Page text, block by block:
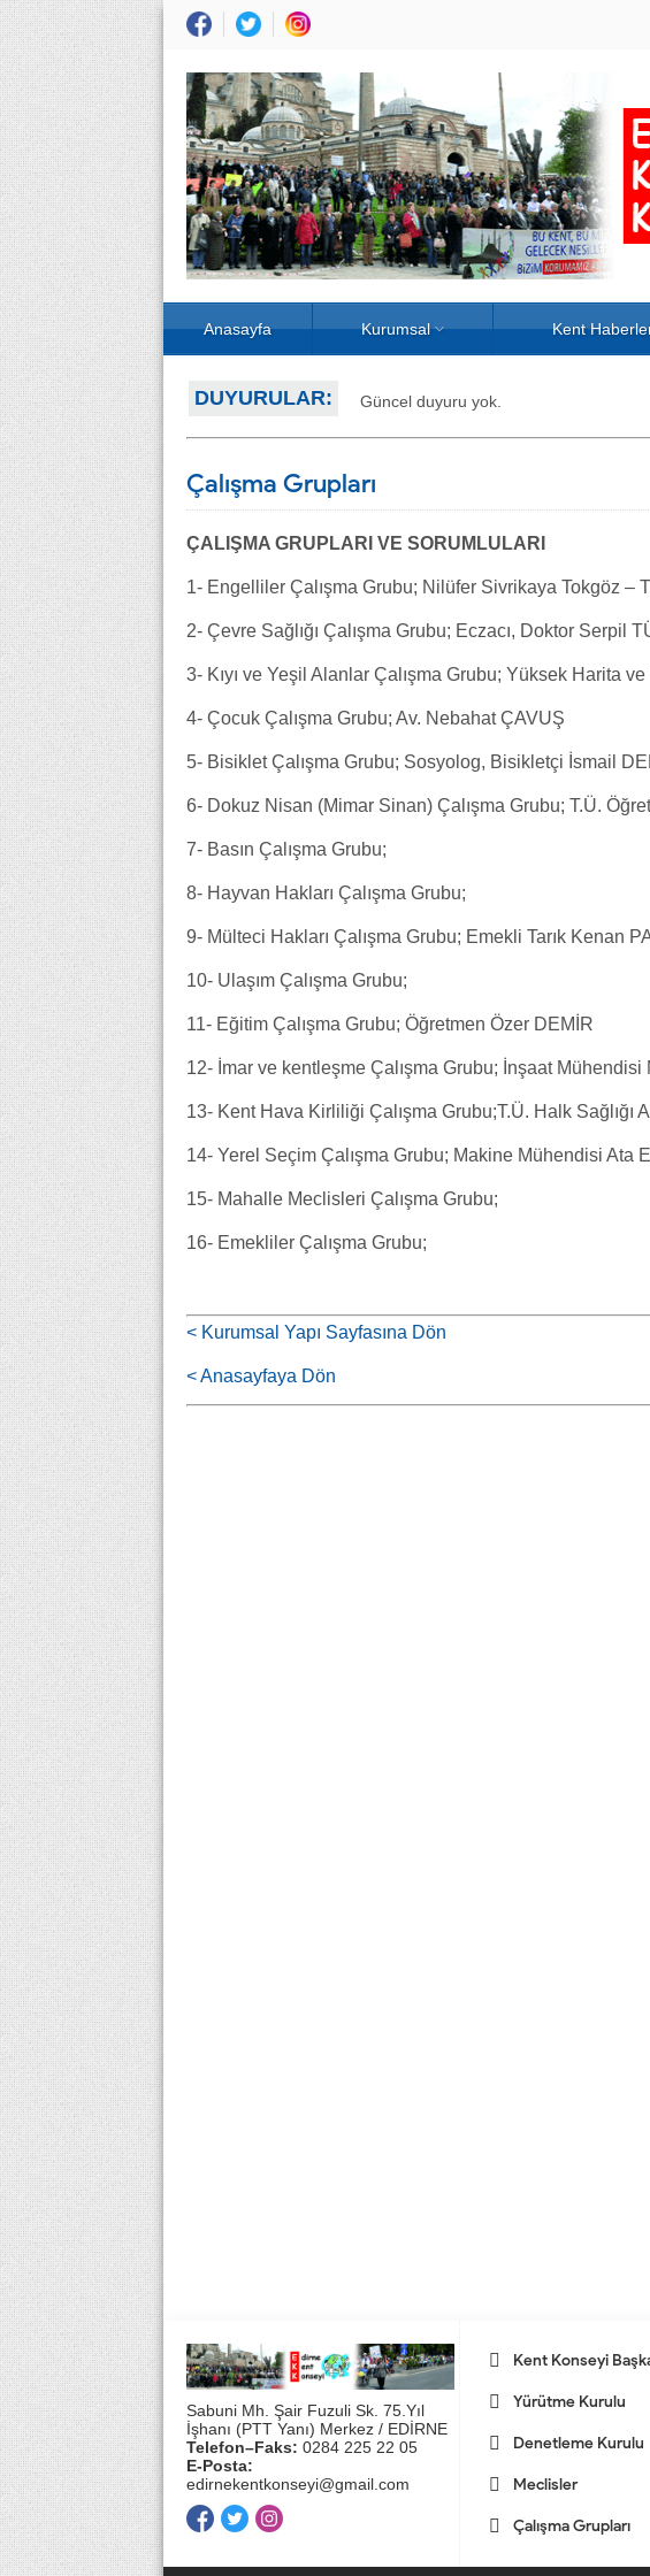
Anasayfa Kurumsal Kent
DUYURULAR: Güncel duyuru yok.
Çalışma Grupları
ÇALIŞMA GRUPLARI VE SORUMLULARI
1- Engelliler Çalışma Grubu; Nilüfer Sivrikaya Tokgöz –
2- Çevre Sağlığı Çalışma Grubu; Eczacı, Doktor Serpil
3- Kıyı ve Yeşil Alanlar Çalışma Grubu; Yüksek Harita
4- Çocuk Çalışma Grubu; Av. Nebahat ÇAVUŞ
5- Bisiklet Çalışma Grubu; Sosyolog, Bisikletçi İsmail
6- Dokuz Nisan (Mimar Sinan) Çalışma Grubu; T.Ü.
7- Basın Çalışma Grubu;
8- Hayvan Hakları Çalışma Grubu;
9- Mülteci Hakları Çalışma Grubu; Emekli Tarık Kenan
10- Ulaşım Çalışma Grubu;
11- Eğitim Çalışma Grubu; Öğretmen Özer DEMİR
12- İmar ve kentleşme Çalışma Grubu; İnşaat Mühendisi
13- Kent Hava Kirliliği Çalışma Grubu;T.Ü. Halk Sağlığı
14- Yerel Seçim Çalışma Grubu; Makine Mühendisi Ata
15- Mahalle Meclisleri Çalışma Grubu;
16- Emekliler Çalışma Grubu;
< Kurumsal Yapı Sayfasına Dön
< Anasayfaya Dön
Sabuni Mh. Şair Fuzuli Sk. 75.Yıl
İşhanı (PTT Yanı) Merkez / EDİRNE
Telefon–Faks: 0284 225 22 05
E-Posta:
edirnekentkonseyi@gmail.com
Kent Konseyi
Yürütme Kurulu
Denetleme Kurulu
Meclisler
Çalışma Grupları